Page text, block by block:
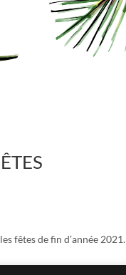
fêtes de fin d’année 2021.